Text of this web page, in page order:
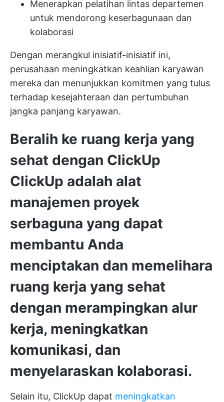
Menerapkan pelatihan lintas departemen
untuk mendorong keserbagunaan dan
kolaborasi
Dengan merangkul inisiatif-inisiatif ini,
perusahaan meningkatkan keahlian karyawan
mereka dan menunjukkan komitmen yang tulus
terhadap kesejahteraan dan pertumbuhan
jangka panjang karyawan.
Beralih ke ruang kerja yang
sehat dengan ClickUp
ClickUp adalah alat
manajemen proyek
serbaguna yang dapat
membantu Anda
menciptakan dan memelihara
ruang kerja yang sehat
dengan merampingkan alur
kerja, meningkatkan
komunikasi, dan
menyelaraskan kolaborasi.
Selain itu, ClickUp dapat meningkatkan